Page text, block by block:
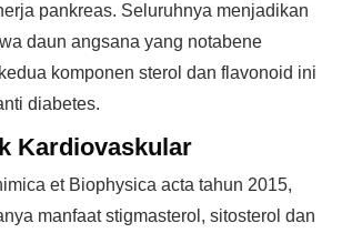
pankreas. Seluruhnya menjadikan
daun angsana yang notabene
komponen sterol dan flavonoid ini
diabetes.
Kardiovaskular
et Biophysica acta tahun 2015,
manfaat stigmasterol, sitosterol dan